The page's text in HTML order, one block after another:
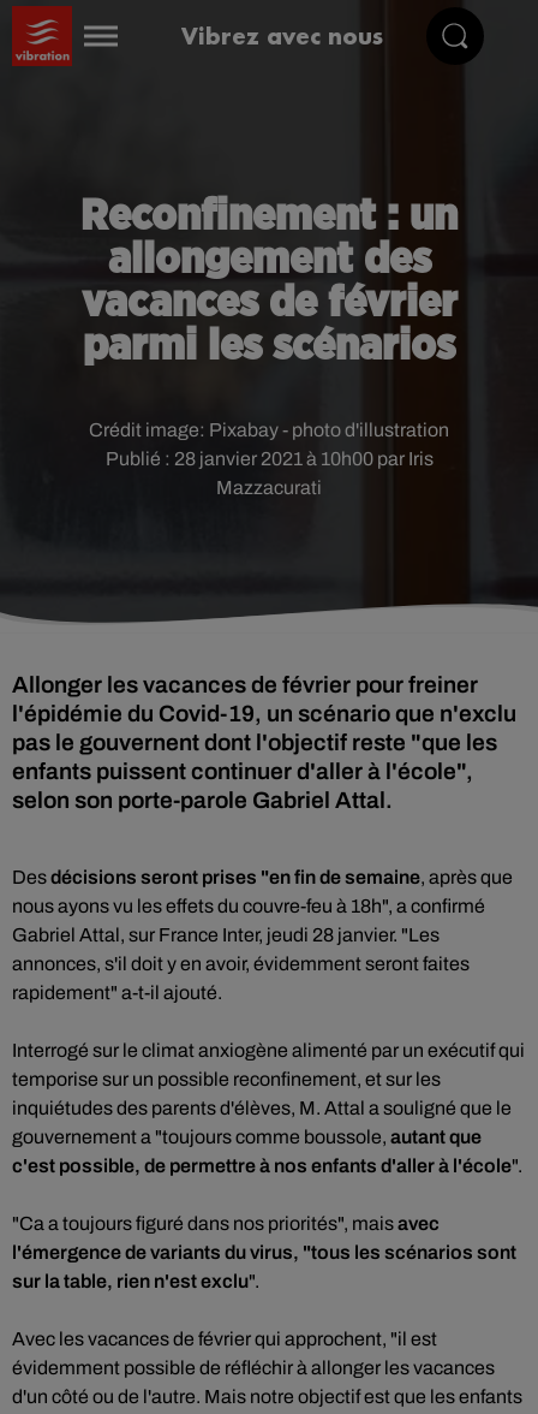
Vibrez avec nous
Reconfinement : un
allongement des
vacances de février
parmi les scénarios
Publié : 28 janvier 2021 à 10h00 par Iris
Mazzacurati
Crédit image: Pixabay - photo d'illustration
Allonger les vacances de février pour freiner
l'épidémie du Covid-19, un scénario que n'exclu
pas le gouvernent dont l'objectif reste "que les
enfants puissent continuer d'aller à l'école",
selon son porte-parole Gabriel Attal.
Desdécisions seront prises "en fin de semaine, après que
nous ayons vu les effets du couvre-feu à 18h", a confirmé
Gabriel Attal, sur France Inter, jeudi 28 janvier. "Les
annonces, s'il doit y en avoir, évidemment seront faites
rapidement" a-t-il ajouté.
Interrogé sur le climat anxiogène alimenté par un exécutif qui
temporise sur un possible reconfinement, et sur les
inquiétudes des parents d'élèves, M. Attal a souligné que le
gouvernement a "toujours comme boussole, autant que
c'est possible, de permettre à nos enfants d'aller à l'école".
"Ca a toujours figuré dans nos priorités", maisavec
l'émergence de variants du virus, "tous les scénarios sont
sur la table, rien n'est exclu".
Avec les vacances de février qui approchent, "il est
évidemment possible de réfléchir à allonger les vacances
d'un côté ou de l'autre. Mais notre objectif est que les enfants